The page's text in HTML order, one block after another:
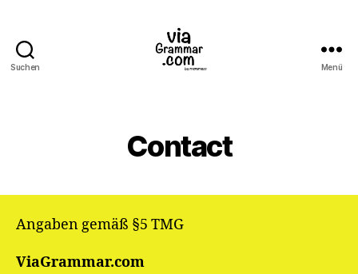
Suchen Menü
Contact
Angaben gemäß §5 TMG
ViaGrammar.com